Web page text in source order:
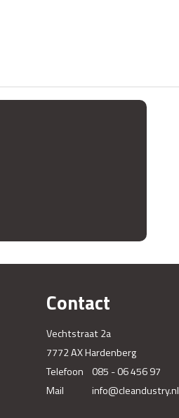
Contact
Vechtstraat 2a
7772 AX Hardenberg
Telefoon 085 - 06 456 97
Mail
info@cleandustry.nl